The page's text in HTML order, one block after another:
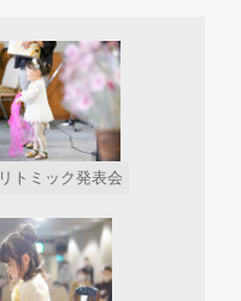
リトミック発表会